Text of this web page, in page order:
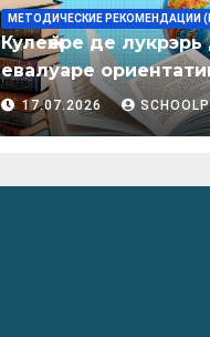
МЕТОДИЧЕСКИЕ РЕКОМЕНДАЦИИ
Кулеӂере де лукрэрь
евалуаре
лимба
пентру елевий
организациилор де
17.07.2026